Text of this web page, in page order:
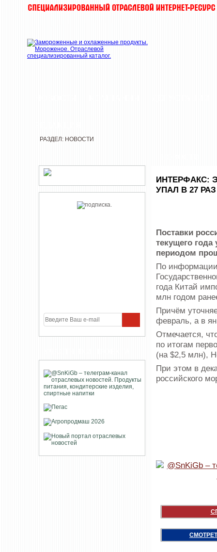
РАЗДЕЛ: НОВОСТИ
ИНТЕРФАКС:
УПАЛ В 27
Поставки
текущего
периодом
По
года Китай
млн годом
Причём
февраль, а в
Отмечается,
по итогам
(на $2,5 млн),
При этом в
российского